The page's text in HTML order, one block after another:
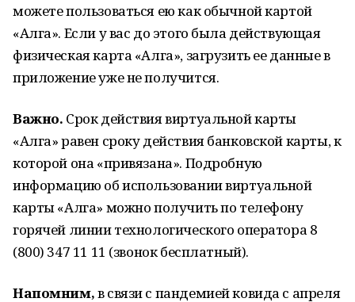
можете пользоваться ею как обычной картой
«Алга». Если у вас до этого была действующая
физическая карта «Алга», загрузить ее данные в
приложение уже не получится.
Важно. Срок действия виртуальной карты
«Алга» равен сроку действия банковской карты, к
которой она «привязана». Подробную
информацию об использовании виртуальной
карты «Алга» можно получить по телефону
горячей линии технологического оператора 8
(800) 347 11 11 (звонок бесплатный).
Напомним,в связи с пандемией ковида с апреля